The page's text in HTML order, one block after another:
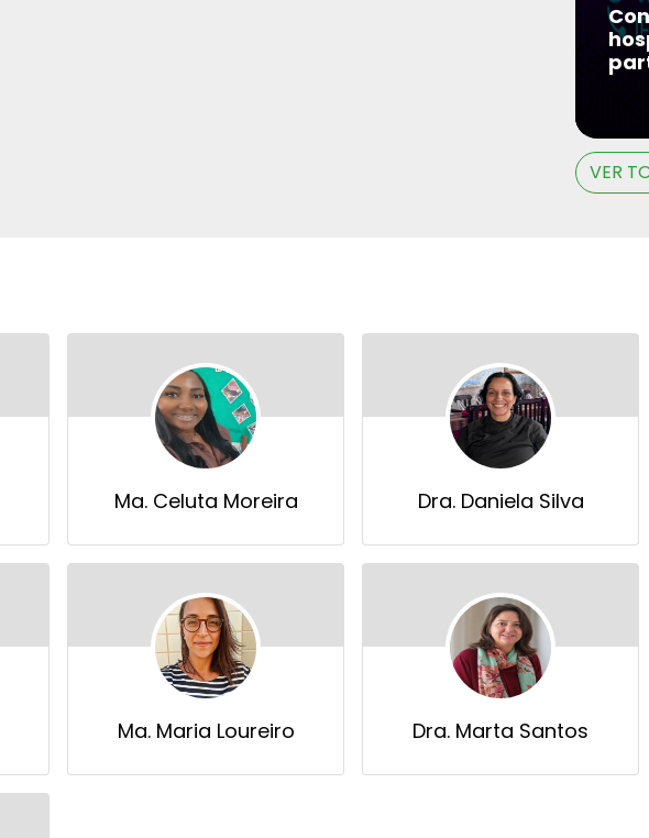
VER
Ma. Celuta Moreira Dra. Daniela Silva
Ma. Maria Loureiro Dra. Marta Santos